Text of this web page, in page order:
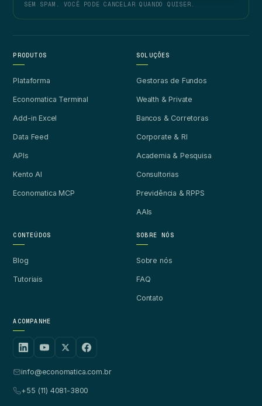
SEM SPAM. VOCÊ PODE CANCELAR QUANDO QUISER.
PRODUTOS
Plataforma
Economatica Terminal
Add-in Excel
Data Feed
APIs
Kento AI
Economatica MCP
SOLUÇÕES
Gestoras de Fundos
Wealth & Private
Bancos & Corretoras
Corporate & RI
Academia & Pesquisa
Consultorias
Previdência & RPPS
AAIs
CONTEÚDOS
Blog
Tutoriais
SOBRE NÓS
Sobre nós
FAQ
Contato
ACOMPANHE
info@economatica.com.br
+55 (11) 4081-3800